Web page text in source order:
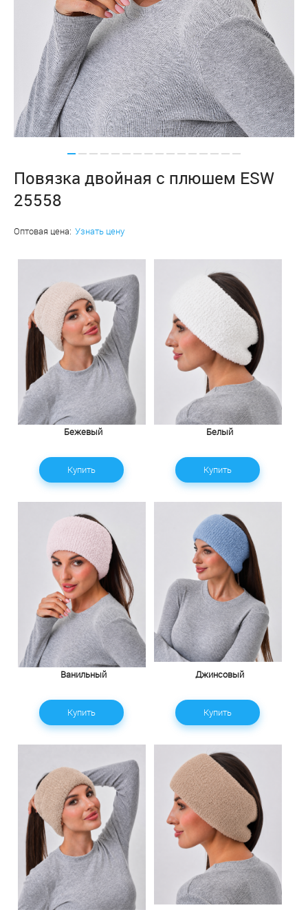
Повязка двойная с плюшем ESW
25558
Оптовая цена: Узнать цену
Бежевый
Купить
Белый
Купить
Ванильный
Купить
Джинсовый
Купить